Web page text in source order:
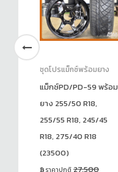
ชุดโปรแม็กซ์พร้อมยาง
แม็กซ์PD/PD-59 พร้อม
ยาง 255/50 R18,
255/55 R18, 245/45
R18, 275/40 R18
(23500)
ราคาปกติ 27,500